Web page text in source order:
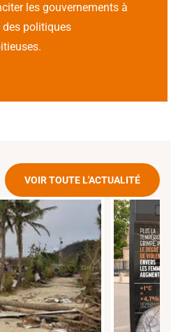
les gouvernements à
des politiques
VOIR TOUTE L'ACTUALITÉ